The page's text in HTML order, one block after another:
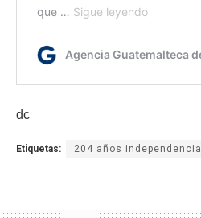
dc
Etiquetas: 204 años independencia